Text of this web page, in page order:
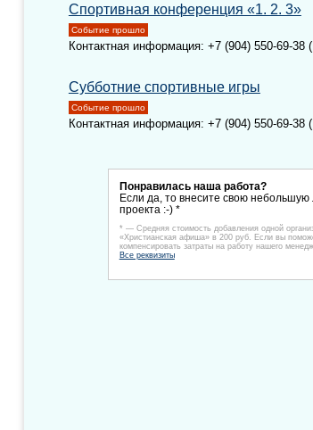
Спортивная конференция «1. 2. 3»
Событие прошло
Контактная информация: +7 (904) 550-69-38
Субботние спортивные игры
Событие прошло
Контактная информация: +7 (904) 550-69-38
Понравилась наша работа?
Если да, то внесите свою небольшую
проекта :-) *
* — Средняя стоимость добавления одной
«Христианская афиша» в 200 руб. Если вы
компенсировать затраты на работу нашего
Все реквизиты